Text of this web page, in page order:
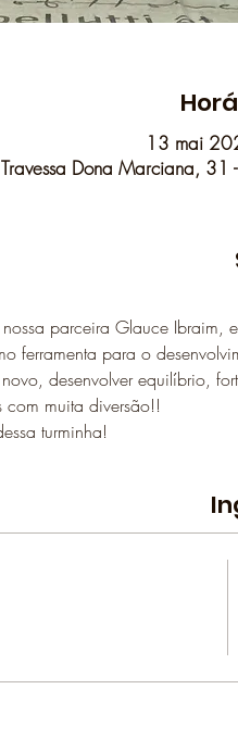
13 mai
Dona Marciana,
parceira Glauce
ferramenta para o
desenvolver equilíbrio,
muita diversão!!
turminha!